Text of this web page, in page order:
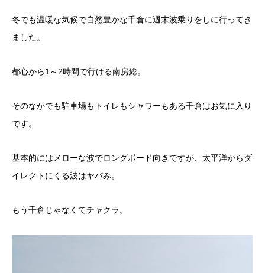
冬でも温暖な気候で自然豊かな千倉に週末波乗りをしに行ってき
ました。
都心から1～2時間で行ける南房総。
そのなかでも駐車場もトイレもシャワーもある千倉はお気に入り
です。
基本的にはメローな波でロングボード向きですが、太平洋からダ
イレクトにくる波はヤバみ。
もう千倉じゃなくてチャクラ。